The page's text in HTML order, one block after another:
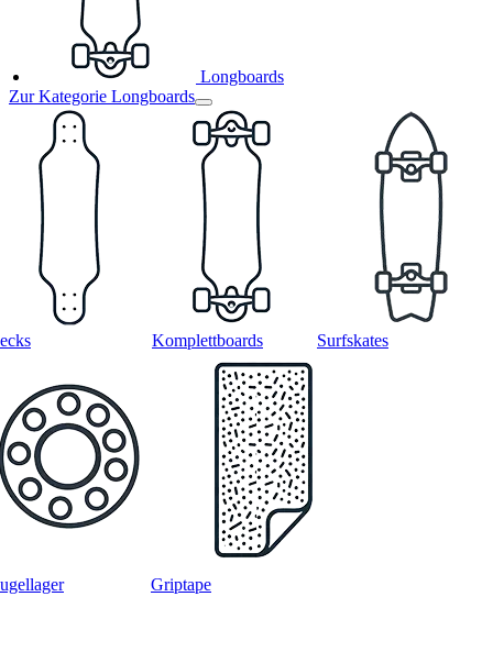
Longboards
Zur Kategorie Longboards
Komplettboards Surfskates
Griptape